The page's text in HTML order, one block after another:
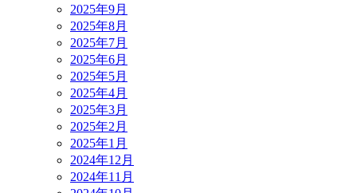
2025年9月
2025年8月
2025年7月
2025年6月
2025年5月
2025年4月
2025年3月
2025年2月
2025年1月
2024年12月
2024年11月